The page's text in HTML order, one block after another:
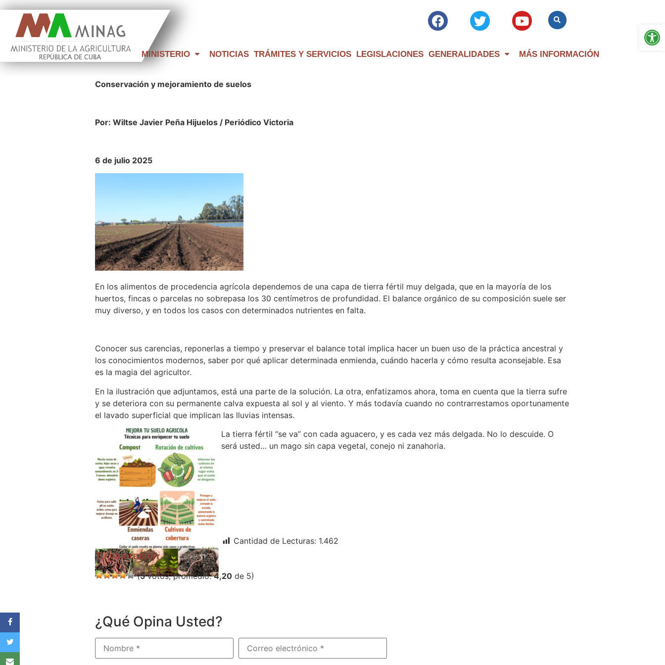
MINISTERIO NOTICIAS TRÁMITES Y SERVICIOS LEGISLACIONES GENERALIDADES MÁS INFORMACIÓN
Conservación y mejoramiento de suelos
Por: Wiltse Javier Peña Hijuelos / Periódico Victoria
6 de julio 2025
En los alimentos de procedencia agrícola dependemos de una capa de tierra fértil muy delgada, que en la mayoría de los
huertos, fincas o parcelas no sobrepasa los 30 centímetros de profundidad. El balance orgánico de su composición suele ser
muy diverso, y en todos los casos con determinados nutrientes en falta.
Conocer sus carencias, reponerlas a tiempo y preservar el balance total implica hacer un buen uso de la práctica ancestral y
los conocimientos modernos, saber por qué aplicar determinada enmienda, cuándo hacerla y cómo resulta aconsejable. Esa
es la magia del agricultor.
En la ilustración que adjuntamos, está una parte de la solución. La otra, enfatizamos ahora, toma en cuenta que la tierra sufre
y se deteriora con su permanente calva expuesta al sol y al viento. Y más todavía cuando no contrarrestamos oportunamente
el lavado superficial que implican las lluvias intensas.
La tierra fértil “se va” con cada aguacero, y es cada vez más delgada. No lo descuide. O
será usted… un mago sin capa vegetal, conejo ni zanahoria.
Cantidad de Lecturas: 1.462
Tu valoración
(5votos, promedio:4,20 de 5)
¿Qué Opina Usted?